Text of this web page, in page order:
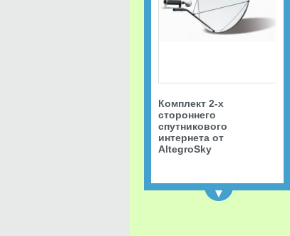
Комплект 2-х
стороннего
спутникового
интернета от
AltegroSky